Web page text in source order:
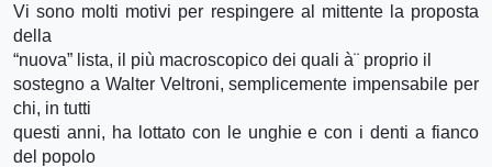
Vi sono molti motivi per respingere al mittente la proposta
della
“nuova” lista, il più macroscopico dei quali à¨ proprio il
sostegno a Walter Veltroni, semplicemente impensabile per
chi, in tutti
questi anni, ha lottato con le unghie e con i denti a fianco
del popolo